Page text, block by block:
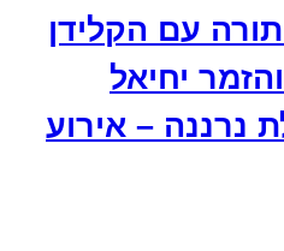
עם הקלידן
יחיאל
נרננה – אירוע